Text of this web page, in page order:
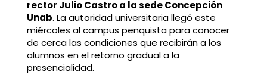
rector Julio Castro a la sede Concepción
Unab. La autoridad universitaria llegó este
miércoles al campus penquista para conocer
de cerca las condiciones que recibirán a los
alumnos en el retorno gradual a la
presencialidad.